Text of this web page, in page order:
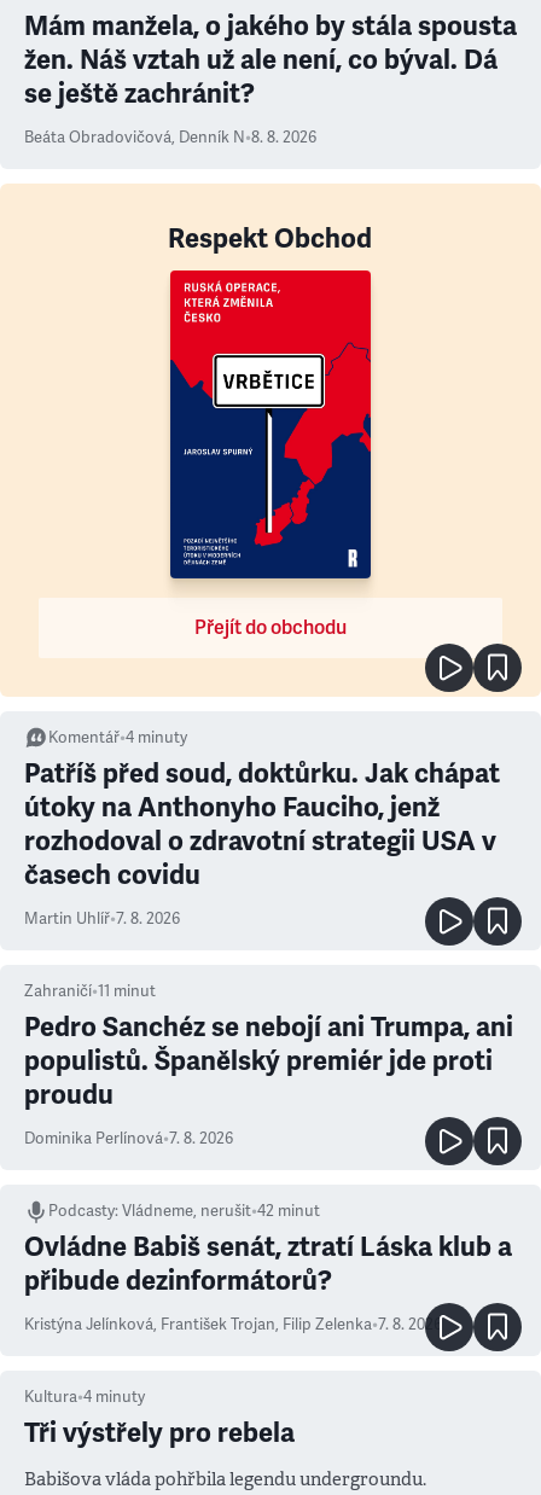
Mám manžela, o jakého by stála spousta
žen. Náš vztah už ale není, co býval. Dá
se ještě zachránit?
Beáta Obradovičová, Denník N•8. 8. 2026
Respekt Obchod
Přejít do obchodu
Komentář•4 minuty
Patříš před soud, doktůrku. Jak chápat
útoky na Anthonyho Fauciho, jenž
rozhodoval o zdravotní strategii USA v
časech covidu
Martin Uhlíř•7. 8. 2026
Zahraničí•11 minut
Pedro Sanchéz se nebojí ani Trumpa, ani
populistů. Španělský premiér jde proti
proudu
Dominika Perlínová•7. 8. 2026
Podcasty:Vládneme, nerušit•42 minut
Ovládne Babiš senát, ztratí Láska klub a
přibude dezinformátorů?
Kristýna Jelínková, František Trojan, Filip Zelenka•7. 8. 2026
Kultura•4 minuty
Tři výstřely pro rebela
Babišova vláda pohřbila legendu undergroundu.